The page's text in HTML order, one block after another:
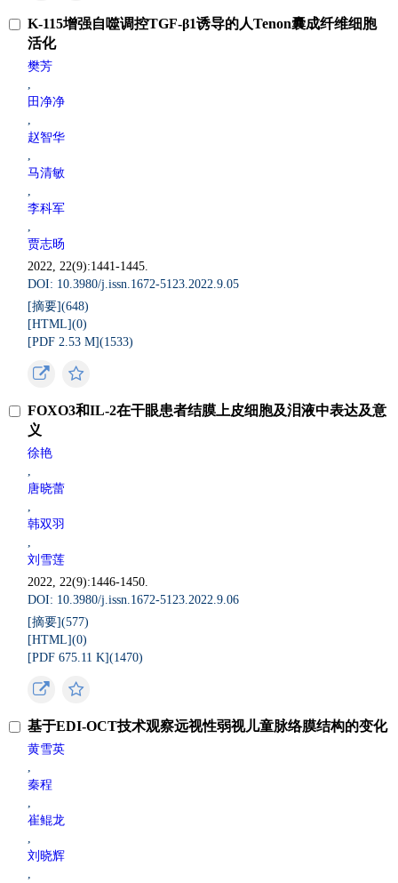
K-115增强自噬调控TGF-β1诱导的人Tenon囊成纤维细胞
活化
樊芳
,
田净净
,
赵智华
,
马清敏
,
李科军
,
贾志旸
2022, 22(9):1441-1445.
DOI: 10.3980/j.issn.1672-5123.2022.9.05
[摘要](648)
[HTML](0)
[PDF 2.53 M](1533)
FOXO3和IL-2在干眼患者结膜上皮细胞及泪液中表达及意
义
徐艳
,
唐晓蕾
,
韩双羽
,
刘雪莲
2022, 22(9):1446-1450.
DOI: 10.3980/j.issn.1672-5123.2022.9.06
[摘要](577)
[HTML](0)
[PDF 675.11 K](1470)
基于EDI-OCT技术观察远视性弱视儿童脉络膜结构的变化
黄雪英
,
秦程
,
崔鲲龙
,
刘晓辉
,